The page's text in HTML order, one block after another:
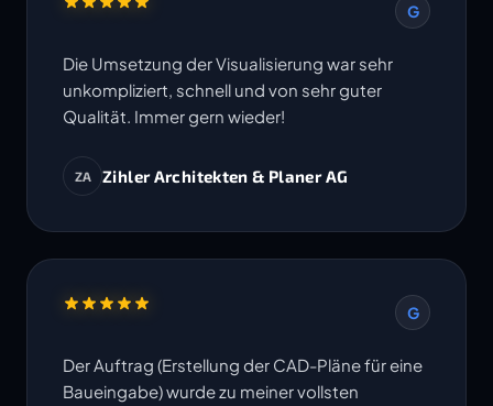
G
Die Umsetzung der Visualisierung war sehr
unkompliziert, schnell und von sehr guter
Qualität. Immer gern wieder!
ZA Zihler Architekten & Planer AG
G
Der Auftrag (Erstellung der CAD-Pläne für eine
Baueingabe) wurde zu meiner vollsten